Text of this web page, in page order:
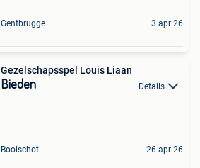
Gentbrugge 3 apr 26
Gezelschapsspel Louis Liaan
Bieden Details
Booischot 26 apr 26